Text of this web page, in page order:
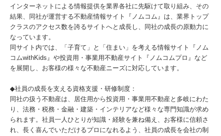
インターネットによる情報提供を業界各社に先駆けて取り組み、その
結果、同社が運営する不動産情報サイト『ノムコム』は、業界トップ
クラスのアクセス数を誇るサイトへと成長し、同社の成長の原動力に
なっています。
同サイト内では、「子育て」と「住まい」を考える情報サイト『ノム
コムwithKids』や投資用・事業用不動産サイト『ノムコムプロ』など
を展開し、お客様の様々な不動産ニーズに対応しています。
◆社員の成長を支える資格支援・研修制度：
同社の扱う不動産は、居住用から投資用・事業用不動産と多岐にわた
り、法務・税務・金融・建築・インテリアなど様々な専門知識が求め
られます。社員一人ひとりが知識・経験を兼ね備え、お客様に信頼さ
れ、長く喜んでいただけるプロになれるよう、社員の成長を会社の制